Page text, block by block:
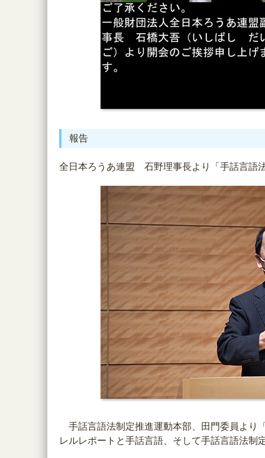
報告
全日本ろうあ連盟 石野理事長より「手話言語
手話言語法制定推進運動本部、田門委員より
レルレポートと手話言語、そして手話言語法制